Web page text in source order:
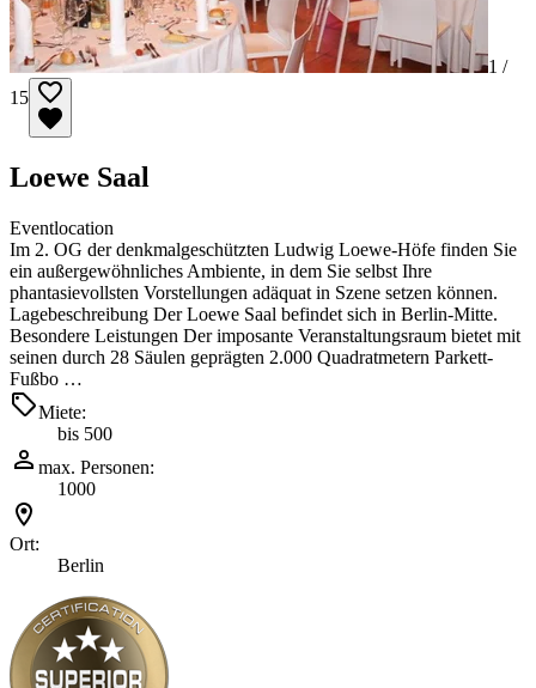
1 /
15
Loewe Saal
Eventlocation
Im 2. OG der denkmalgeschützten Ludwig Loewe-Höfe finden Sie
ein außergewöhnliches Ambiente, in dem Sie selbst Ihre
phantasievollsten Vorstellungen adäquat in Szene setzen können.
Lagebeschreibung Der Loewe Saal befindet sich in Berlin-Mitte.
Besondere Leistungen Der imposante Veranstaltungsraum bietet mit
seinen durch 28 Säulen geprägten 2.000 Quadratmetern Parkett-
Fußbo …
Miete:
bis 500
max. Personen:
1000
Ort:
Berlin